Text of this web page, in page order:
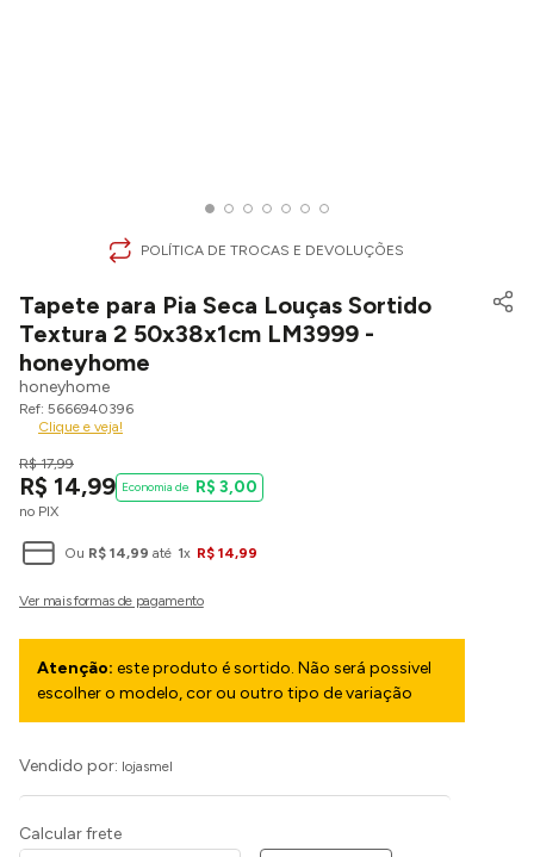
POLÍTICA DE TROCAS E DEVOLUÇÕES
Tapete para Pia Seca Louças Sortido
Textura 2 50x38x1cm LM3999 -
honeyhome
honeyhome
5666940396
Clique e veja!
R$ 17,99
R$ 14,99
no PIX
R$ 3,00
Ou R$ 14,99 até 1x R$ 14,99
Atenção: este produto é sortido. Não será possivel
escolher o modelo, cor ou outro tipo de variação
Vendido por: lojasmel
Calcular frete